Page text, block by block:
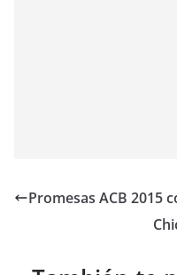
Promesas ACB 2015